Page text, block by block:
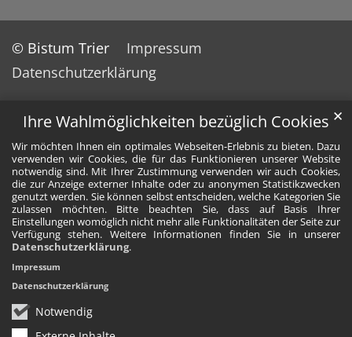
Ihre Wahlmöglichkeiten bezüglich Cookies
Wir möchten Ihnen ein optimales Webseiten-Erlebnis zu bieten. Dazu
verwenden wir Cookies, die für das Funktionieren unserer Website
notwendig sind. Mit Ihrer Zustimmung verwenden wir auch Cookies,
die zur Anzeige externer Inhalte oder zu anonymen Statistikzwecken
genutzt werden. Sie können selbst entscheiden, welche Kategorien Sie
zulassen möchten. Bitte beachten Sie, dass auf Basis Ihrer
Einstellungen womöglich nicht mehr alle Funktionalitäten der Seite zur
Verfügung stehen. Weitere Informationen finden Sie in unserer
Datenschutzerklärung.
Notwendig
✕
Impressum
Datenschutzerklärung
© Bistum Trier
Impressum
Datenschutzerklärung